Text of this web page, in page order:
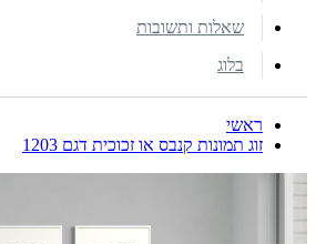
שאלות ותשובות
בלוג
ראשי
זוג תמונות קנבס או זכוכית דגם 1203